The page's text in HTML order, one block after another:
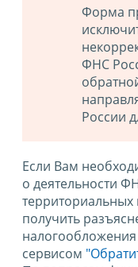
Форма
ФНС
России
Если Вам
о деятельности
территориальных
получить
сервисом